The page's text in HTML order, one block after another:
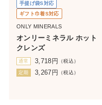
手提げ袋S対応
ギフト巾着S対応
ONLY MINERALS
オンリーミネラル ホット
クレンズ
通常 3,718 円 （税込）
定期 3,267 円 （税込）